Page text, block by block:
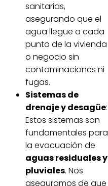
sanitarias,
asegurando que el
agua llegue a cada
punto de la vivienda
o negocio sin
contaminaciones ni
fugas.
Sistemas de
drenaje y desagüe:
Estos sistemas son
fundamentales para
la evacuación de
aguas residuales y
pluviales. Nos
aseguramos de que